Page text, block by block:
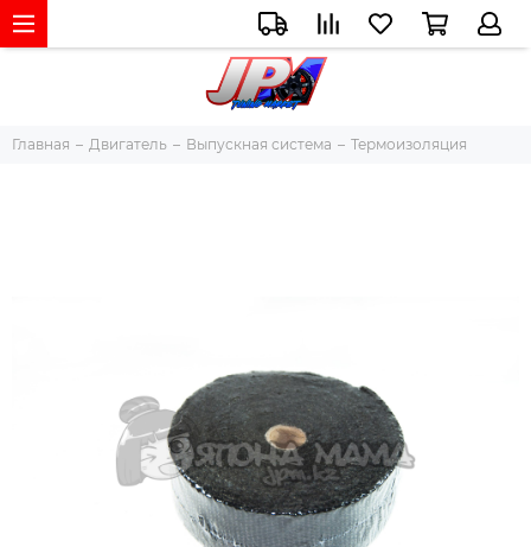
Главная Двигатель Выпускная система Термоизоляция